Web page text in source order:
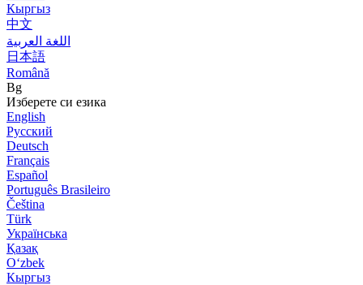
Кыргыз
中文
اللغة العربية
日本語
Română
Bg
Изберете си езика
English
Русский
Deutsch
Français
Español
Português Brasileiro
Čeština
Türk
Українська
Қазақ
Оʻzbek
Кыргыз